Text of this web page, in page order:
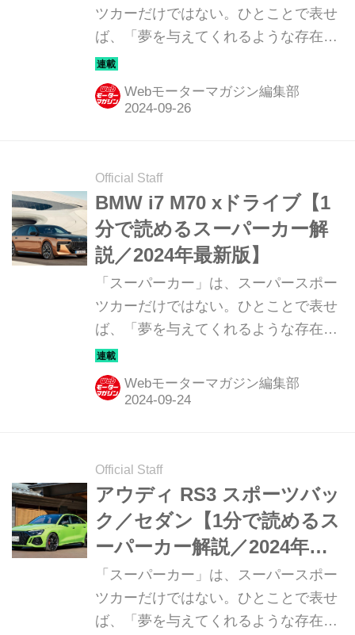
ツカーだけではない。ひとことで表せ
ば、「夢を与えてくれるような存在」
だ。ここでは、国内外のそんな魅力あ
るモデルたちを簡単に紹介していこ
う。今回は、ランボルギーニ テメラリ
Webモーターマガジン編集部
Official Staff
BMW i7 M70 xドライブ【1
分で読めるスーパーカー解
説／2024年最新版】
「スーパーカー」は、スーパースポー
ツカーだけではない。ひとことで表せ
ば、「夢を与えてくれるような存在」
だ。ここでは、国内外のそんな魅力あ
るモデルたちを簡単に紹介していこ
う。今回は、BMW i7 M70 xドライブ
Webモーターマガジン編集部
Official Staff
アウディ RS3 スポーツバッ
ク／セダン【1分で読めるス
ーパーカー解説／2024年最
新版】
「スーパーカー」は、スーパースポー
ツカーだけではない。ひとことで表せ
ば、「夢を与えてくれるような存在」